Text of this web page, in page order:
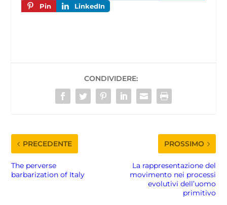
Pin
LinkedIn
CONDIVIDERE:
PRECEDENTE
The perverse
barbarization of Italy
PROSSIMO
La rappresentazione del
movimento nei processi
evolutivi dell’uomo
primitivo